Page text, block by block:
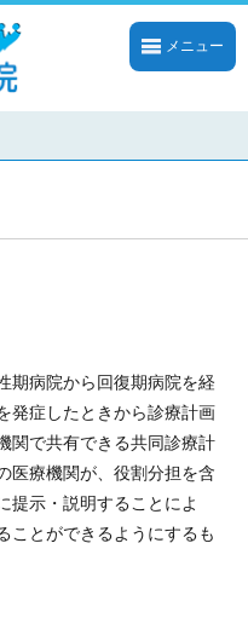
メニュー
期病院から回復期病院を経
発症したときから診療計画
関で共有できる共同診療計
医療機関が、役割分担を含
提示・説明することによ
ことができるようにするも